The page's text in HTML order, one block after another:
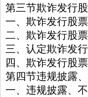
第三节欺诈发行
一、欺诈发行股
二、欺诈发行股
三、认定欺诈发
四、欺诈发行股
第四节违规披露
一、违规披露、